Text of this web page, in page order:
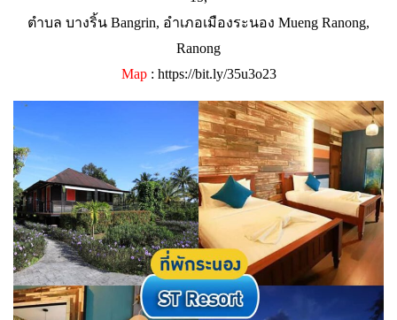
ตำบล บางริ้น Bangrin, อำเภอเมืองระนอง Mueng Ranong,
Ranong
Map : https://bit.ly/35u3o23